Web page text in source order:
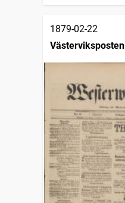
1879-02-22
Västerviksposten